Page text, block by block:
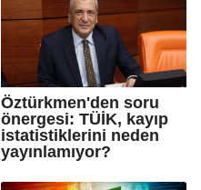
Öztürkmen'den soru
önergesi: TÜİK, kayıp
istatistiklerini neden
yayınlamıyor?